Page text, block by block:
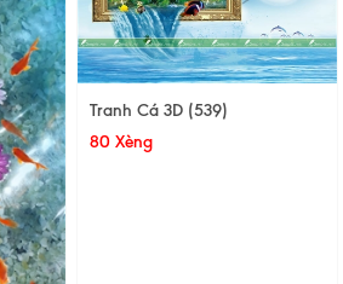
Tranh Cá 3D (539)
80 Xèng